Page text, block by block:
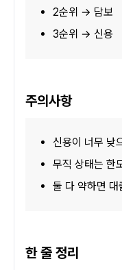
2순위 → 담보
3순위 → 신용
주의사항
신용이 너무 낮
무직 상태는 한
둘 다 약하면 대
한 줄 정리